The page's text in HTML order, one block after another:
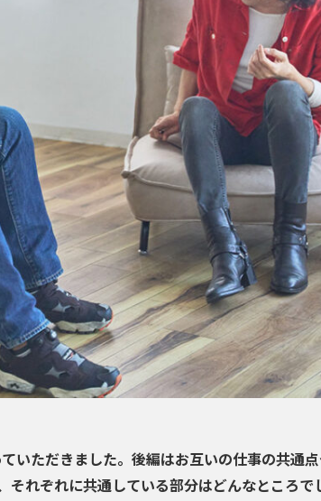
いただきました。後編はお互いの仕事の共通
れぞれに共通している部分はどんなところで